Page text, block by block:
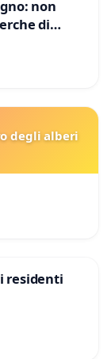
non
di
degli alberi
residenti